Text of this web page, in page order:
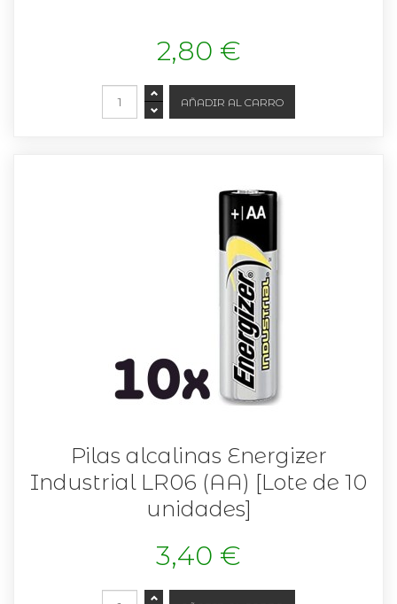
2,80 €
Pilas alcalinas Energizer
Industrial LR06 (AA) [Lote de 10
unidades]
3,40 €